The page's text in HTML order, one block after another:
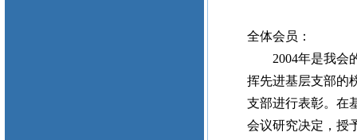
全体会员：
2004年是我会的
挥先进基层支部的
支部进行表彰。在
会议研究决定，授